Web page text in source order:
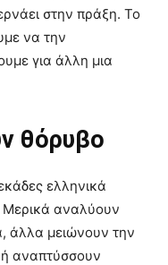
στην πράξη. Το
να την
για άλλη μια
θόρυβο
ελληνικά
αναλύουν
άλλα μειώνουν την
ή αναπτύσσουν